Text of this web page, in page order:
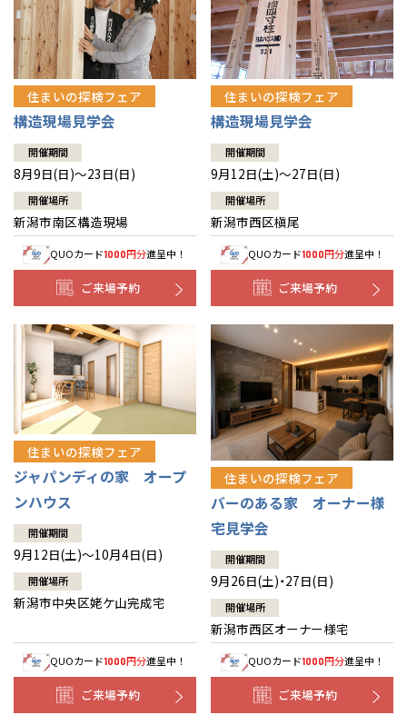
住まいの探検フェア
構造現場見学会
開催期間
8月9日(日)～23日(日)
開催場所
新潟市南区構造現場
QUOカード1000円分進呈中！
ご来場予約
住まいの探検フェア
構造現場見学会
開催期間
9月12日(土)～27日(日)
開催場所
新潟市西区槇尾
QUOカード1000円分進呈中！
ご来場予約
住まいの探検フェア
ジャパンディの家 オープ
ンハウス
開催期間
9月12日(土)～10月4日(日)
開催場所
新潟市中央区姥ケ山完成宅
QUOカード1000円分進呈中！
ご来場予約
住まいの探検フェア
バーのある家 オーナー様
宅見学会
開催期間
9月26日(土)・27日(日)
開催場所
新潟市西区オーナー様宅
QUOカード1000円分進呈中！
ご来場予約